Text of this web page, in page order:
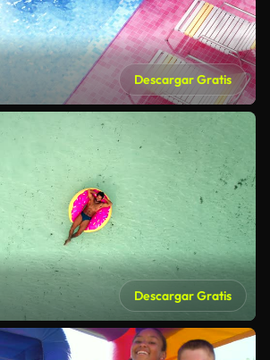
Descargar Gratis
Descargar Gratis